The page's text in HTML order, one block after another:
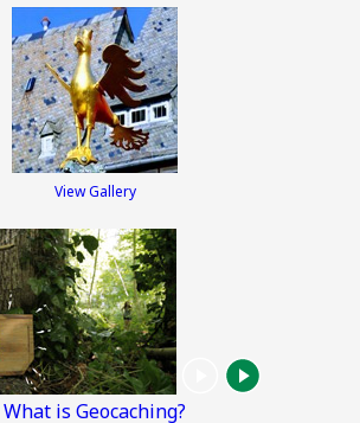
View Gallery
What is Geocaching?